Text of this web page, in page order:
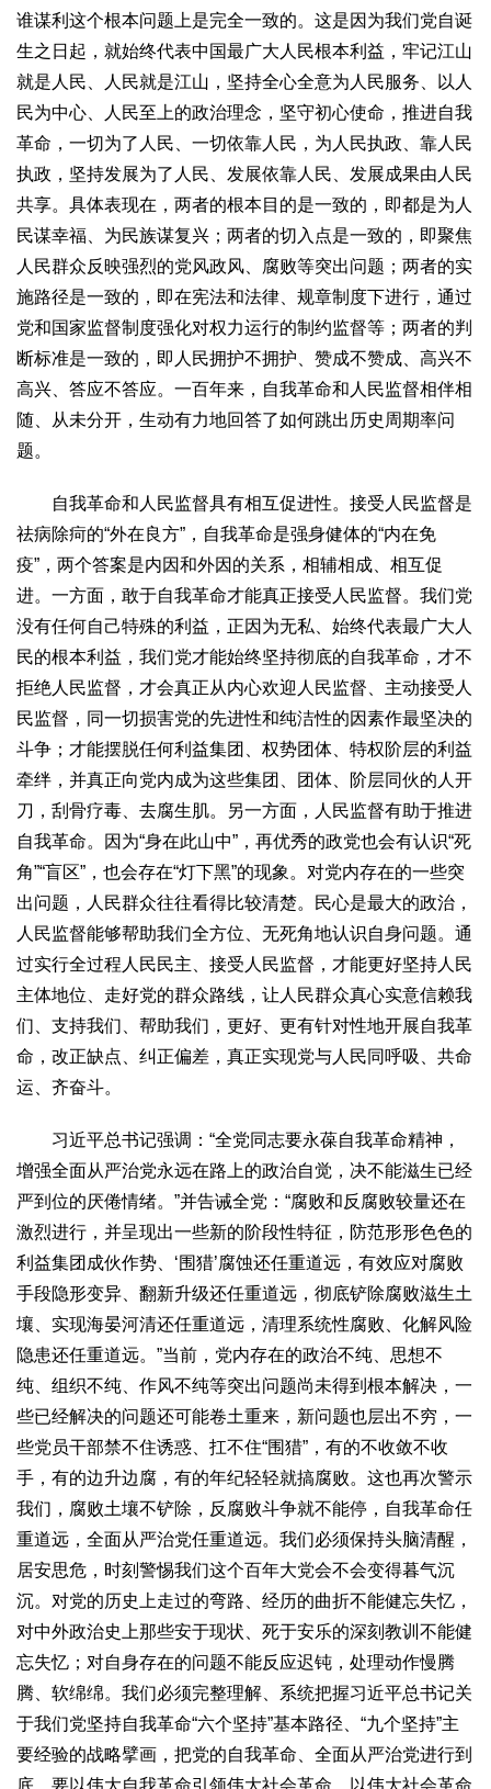
谁谋利这个根本问题上是完全一致的。这是因为我们党自诞
生之日起，就始终代表中国最广大人民根本利益，牢记江山
就是人民、人民就是江山，坚持全心全意为人民服务、以人
民为中心、人民至上的政治理念，坚守初心使命，推进自我
革命，一切为了人民、一切依靠人民，为人民执政、靠人民
执政，坚持发展为了人民、发展依靠人民、发展成果由人民
共享。具体表现在，两者的根本目的是一致的，即都是为人
民谋幸福、为民族谋复兴；两者的切入点是一致的，即聚焦
人民群众反映强烈的党风政风、腐败等突出问题；两者的实
施路径是一致的，即在宪法和法律、规章制度下进行，通过
党和国家监督制度强化对权力运行的制约监督等；两者的判
断标准是一致的，即人民拥护不拥护、赞成不赞成、高兴不
高兴、答应不答应。一百年来，自我革命和人民监督相伴相
随、从未分开，生动有力地回答了如何跳出历史周期率问
题。
自我革命和人民监督具有相互促进性。接受人民监督是
祛病除疴的“外在良方”，自我革命是强身健体的“内在免
疫”，两个答案是内因和外因的关系，相辅相成、相互促
进。一方面，敢于自我革命才能真正接受人民监督。我们党
没有任何自己特殊的利益，正因为无私、始终代表最广大人
民的根本利益，我们党才能始终坚持彻底的自我革命，才不
拒绝人民监督，才会真正从内心欢迎人民监督、主动接受人
民监督，同一切损害党的先进性和纯洁性的因素作最坚决的
斗争；才能摆脱任何利益集团、权势团体、特权阶层的利益
牵绊，并真正向党内成为这些集团、团体、阶层同伙的人开
刀，刮骨疗毒、去腐生肌。另一方面，人民监督有助于推进
自我革命。因为“身在此山中”，再优秀的政党也会有认识“死
角”“盲区”，也会存在“灯下黑”的现象。对党内存在的一些突
出问题，人民群众往往看得比较清楚。民心是最大的政治，
人民监督能够帮助我们全方位、无死角地认识自身问题。通
过实行全过程人民民主、接受人民监督，才能更好坚持人民
主体地位、走好党的群众路线，让人民群众真心实意信赖我
们、支持我们、帮助我们，更好、更有针对性地开展自我革
命，改正缺点、纠正偏差，真正实现党与人民同呼吸、共命
运、齐奋斗。
习近平总书记强调：“全党同志要永葆自我革命精神，
增强全面从严治党永远在路上的政治自觉，决不能滋生已经
严到位的厌倦情绪。”并告诫全党：“腐败和反腐败较量还在
激烈进行，并呈现出一些新的阶段性特征，防范形形色色的
利益集团成伙作势、‘围猎’腐蚀还任重道远，有效应对腐败
手段隐形变异、翻新升级还任重道远，彻底铲除腐败滋生土
壤、实现海晏河清还任重道远，清理系统性腐败、化解风险
隐患还任重道远。”当前，党内存在的政治不纯、思想不
纯、组织不纯、作风不纯等突出问题尚未得到根本解决，一
些已经解决的问题还可能卷土重来，新问题也层出不穷，一
些党员干部禁不住诱惑、扛不住“围猎”，有的不收敛不收
手，有的边升边腐，有的年纪轻轻就搞腐败。这也再次警示
我们，腐败土壤不铲除，反腐败斗争就不能停，自我革命任
重道远，全面从严治党任重道远。我们必须保持头脑清醒，
居安思危，时刻警惕我们这个百年大党会不会变得暮气沉
沉。对党的历史上走过的弯路、经历的曲折不能健忘失忆，
对中外政治史上那些安于现状、死于安乐的深刻教训不能健
忘失忆；对自身存在的问题不能反应迟钝，处理动作慢腾
腾、软绵绵。我们必须完整理解、系统把握习近平总书记关
于我们党坚持自我革命“六个坚持”基本路径、“九个坚持”主
要经验的战略擘画，把党的自我革命、全面从严治党进行到
底。要以伟大自我革命引领伟大社会革命，以伟大社会革命